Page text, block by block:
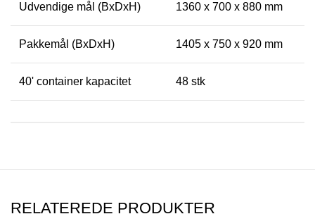
Udvendige mål (BxDxH) 1360 x 700 x 880 mm
Pakkemål (BxDxH) 1405 x 750 x 920 mm
40' container kapacitet 48 stk
RELATEREDE PRODUKTER